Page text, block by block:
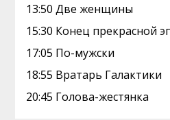
13:50 Две женщины
15:30 Конец прекрасной
17:05 По-мужски
18:55 Вратарь Галактики
20:45 Голова-жестянка